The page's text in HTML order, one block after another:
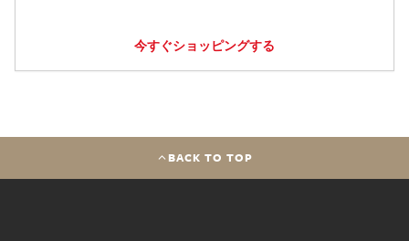
今すぐショッピングする
BACK TO TOP